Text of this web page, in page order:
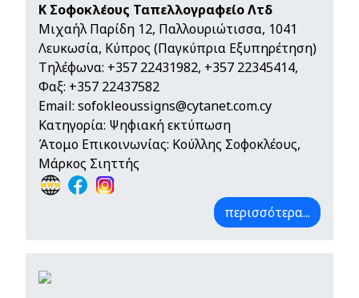
Κ Σοφοκλέους Ταπελλογραφείο Λτδ
Μιχαήλ Παρίδη 12, Παλλουριώτισσα, 1041
Λευκωσία, Κύπρος (Παγκύπρια Εξυπηρέτηση)
Τηλέφωνα: +357 22431982, +357 22345414,
Φαξ: +357 22437582
Email: sofokleoussigns@cytanet.com.cy
Κατηγορία: Ψηφιακή εκτύπωση
Άτομο Επικοινωνίας: Κούλλης Σοφοκλέους,
Μάρκος Σιηττής
περισσότερα...